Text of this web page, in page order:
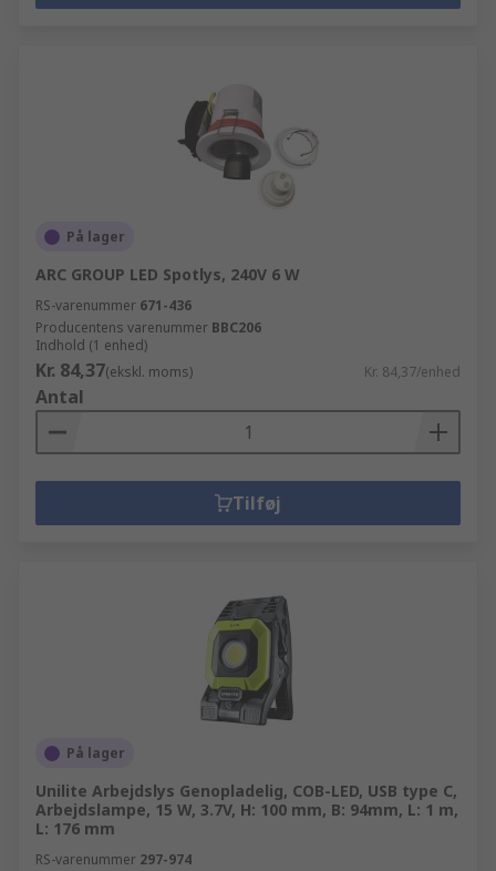
På lager
ARC GROUP LED Spotlys, 240V 6 W
RS-varenummer 671-436
Producentens varenummer BBC206
Indhold (1 enhed)
Kr. 84,37(ekskl. moms) Kr. 84,37/enhed
Antal
Tilføj
På lager
Unilite Arbejdslys Genopladelig, COB-LED, USB type C,
Arbejdslampe, 15 W, 3.7V, H: 100 mm, B: 94mm, L: 1 m,
L: 176 mm
RS-varenummer 297-974